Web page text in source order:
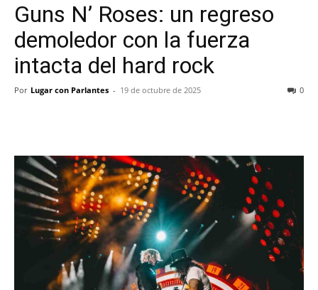
Guns N’ Roses: un regreso
demoledor con la fuerza
intacta del hard rock
Por Lugar con Parlantes - 19 de octubre de 2025 0